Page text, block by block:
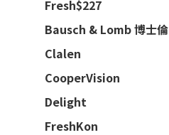
Fresh$227
Bausch & Lomb 博士倫
Clalen
CooperVision
Delight
FreshKon